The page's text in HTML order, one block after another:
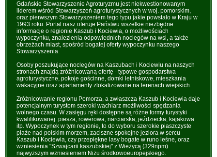
Gdańskie Stowarzyszenie Agroturyzmu jest niekwestionowanym
liderem wśród Stowarzyszeń agroturystycznych w woj. pomorskim,
oraz pierwszym Stowarzyszeniem tego typu jakie powstało w Kraju w
1993 roku. Portal nasz oferuje Państwu wszelkie niezbędne
informacje o regionie Kaszub i Kociewia, o możliwościach
wypoczynku, znalezienia odpowiednich noclegów na wsi, a także
obrzeżach miast, spośród bogatej oferty wypoczynku naszego
Stowarzyszenia.
Osoby poszukujące noclegów na Kaszubach i Kociewiu na naszych
stronach znajdą zróżnicowaną ofertę - typowe gospodarstwa
agroturystyczne, pokoje gościnne, domki letniskowe, mieszkania
wakacyjne oraz apartamenty zlokalizowane na terenach wiejskich.
Zróżnicowanie regionu Pomorza, a zwłaszcza Kaszub i Kociewia daje
potencjalnym turystom szeroki wachlarz możliwości spędzania
wolnego czasu. W zasięgu ręki dostępne są różne formy turystyki
kwalifikowanej: piesza, rowerowa, narciarska, jeździecka, kajakowa
itp. Wypoczynek w tym regionie, to do wyboru szerokie piaszczyste
plaże nad polskim morzem, zaciszne spokojne jeziora w sercu
Kaszub i Kociewia, czy przepiękne lasy bogate w runo leśne, oraz
wzniesienia "Szwajcarii kaszubskiej" z Wieżycą (329npm)
najwyższym wzniesieniem Niżu środkowoeuropejskiego.